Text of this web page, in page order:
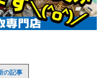
の記事